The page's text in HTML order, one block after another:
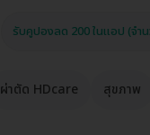
ผ่าตัด HDcare สุขภาพ